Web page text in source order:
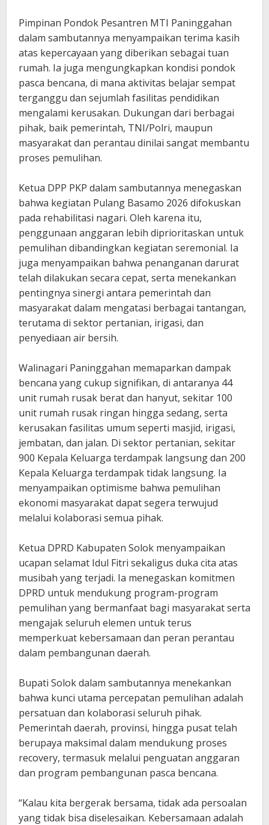
‎Pimpinan Pondok Pesantren MTI Paninggahan
dalam sambutannya menyampaikan terima kasih
atas kepercayaan yang diberikan sebagai tuan
rumah. Ia juga mengungkapkan kondisi pondok
pasca bencana, di mana aktivitas belajar sempat
terganggu dan sejumlah fasilitas pendidikan
mengalami kerusakan. Dukungan dari berbagai
pihak, baik pemerintah, TNI/Polri, maupun
masyarakat dan perantau dinilai sangat membantu
proses pemulihan.
‎Ketua DPP PKP dalam sambutannya menegaskan
bahwa kegiatan Pulang Basamo 2026 difokuskan
pada rehabilitasi nagari. Oleh karena itu,
penggunaan anggaran lebih diprioritaskan untuk
pemulihan dibandingkan kegiatan seremonial. Ia
juga menyampaikan bahwa penanganan darurat
telah dilakukan secara cepat, serta menekankan
pentingnya sinergi antara pemerintah dan
masyarakat dalam mengatasi berbagai tantangan,
terutama di sektor pertanian, irigasi, dan
penyediaan air bersih.
Walinagari Paninggahan memaparkan dampak
bencana yang cukup signifikan, di antaranya 44
unit rumah rusak berat dan hanyut, sekitar 100
unit rumah rusak ringan hingga sedang, serta
kerusakan fasilitas umum seperti masjid, irigasi,
jembatan, dan jalan. Di sektor pertanian, sekitar
900 Kepala Keluarga terdampak langsung dan 200
Kepala Keluarga terdampak tidak langsung. Ia
menyampaikan optimisme bahwa pemulihan
ekonomi masyarakat dapat segera terwujud
melalui kolaborasi semua pihak.
‎Ketua DPRD Kabupaten Solok menyampaikan
ucapan selamat Idul Fitri sekaligus duka cita atas
musibah yang terjadi. Ia menegaskan komitmen
DPRD untuk mendukung program-program
pemulihan yang bermanfaat bagi masyarakat serta
mengajak seluruh elemen untuk terus
memperkuat kebersamaan dan peran perantau
dalam pembangunan daerah.
‎Bupati Solok dalam sambutannya menekankan
bahwa kunci utama percepatan pemulihan adalah
persatuan dan kolaborasi seluruh pihak.
Pemerintah daerah, provinsi, hingga pusat telah
berupaya maksimal dalam mendukung proses
recovery, termasuk melalui penguatan anggaran
dan program pembangunan pasca bencana.
‎“Kalau kita bergerak bersama, tidak ada persoalan
yang tidak bisa diselesaikan. Kebersamaan adalah